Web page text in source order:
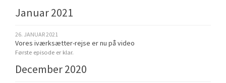
Januar 2021
26. JANUAR 2021
Vores iværksætter-rejse er nu på video
Første episode er klar.
December 2020